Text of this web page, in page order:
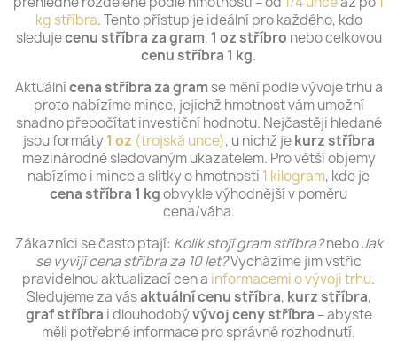
kg stříbra. Tento přístup je ideální pro každého, kdo
sledujecenu stříbra za gram, 1 oz stříbro nebo celkovou
cenu stříbra 1 kg.
Aktuálnícena stříbra za gram se mění podle vývoje trhu a
proto nabízíme mince, jejichž hmotnost vám umožní
snadno přepočítat investiční hodnotu. Nejčastěji hledané
jsou formáty1 oz (trojská unce), u nichž jekurz stříbra
mezinárodně sledovaným ukazatelem. Pro větší objemy
nabízíme i mince a slitky o hmotnosti 1 kilogram, kde je
cena stříbra 1 kgobvykle výhodnější v poměru
cena/váha.
Zákazníci se často ptají: Kolik stojí gram stříbra?neboJak
se vyvíjí cena stříbra za 10 let?Vycházíme jim vstříc
pravidelnou aktualizací cen a informacemi o vývoji trhu.
Sledujeme za vásaktuální cenu stříbra, kurz stříbra,
graf stříbra i dlouhodobývývoj ceny stříbra – abyste
měli potřebné informace pro správné rozhodnutí.